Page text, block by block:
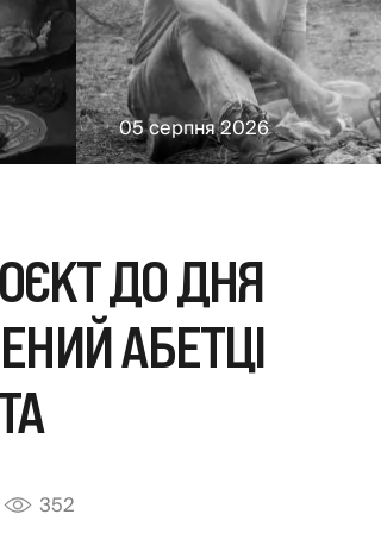
05 серпня 2026
ДО ДНЯ
АБЕТЦІ
352